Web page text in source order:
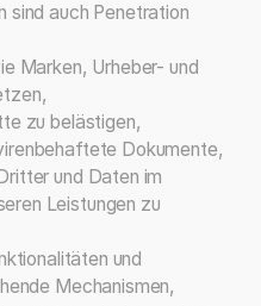
sind auch Penetration
Marken, Urheber- und
zu belästigen,
Dokumente,
und Daten im
Leistungen zu
und
Mechanismen,